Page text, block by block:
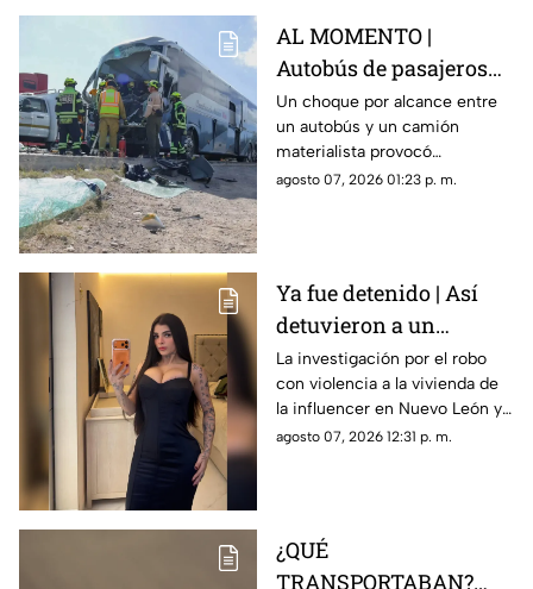
AL MOMENTO |
Autobús de pasajeros
sufr3 aparatoso choque
en la carretera 57
Un choque por alcance entre
un autobús y un camión
materialista provocó
afectaciones en la carretera
agosto 07, 2026 01:23 p. m.
Ya fue detenido | Así
detuvieron a un
presunto responsable
del robo a la casa de
Karely Ruiz
La investigación por el robo
con violencia a la vivienda de
la influencer en Nuevo León ya
tiene a un primer detenido.
agosto 07, 2026 12:31 p. m.
¿QUÉ
TRANSPORTABAN?